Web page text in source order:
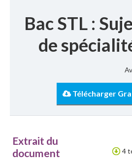
Bac STL :
de
Télécharger
4
Extrait du
document